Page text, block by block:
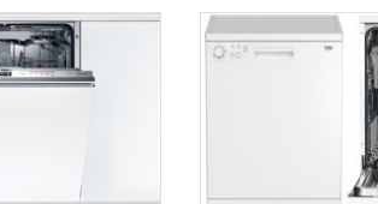
lại nhé.
chúng tôi đi đánh
này nhé.